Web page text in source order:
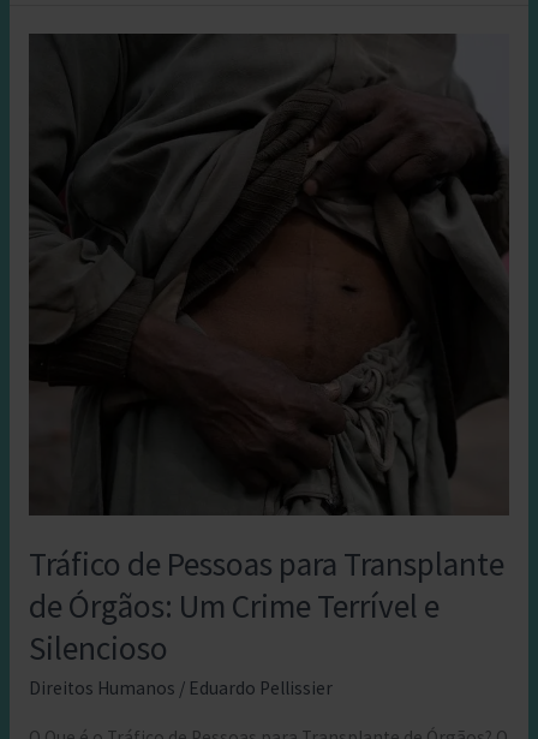
Persiste
Tráfico de Pessoas para Transplante
de Órgãos: Um Crime Terrível e
Silencioso
Direitos Humanos / Eduardo Pellissier